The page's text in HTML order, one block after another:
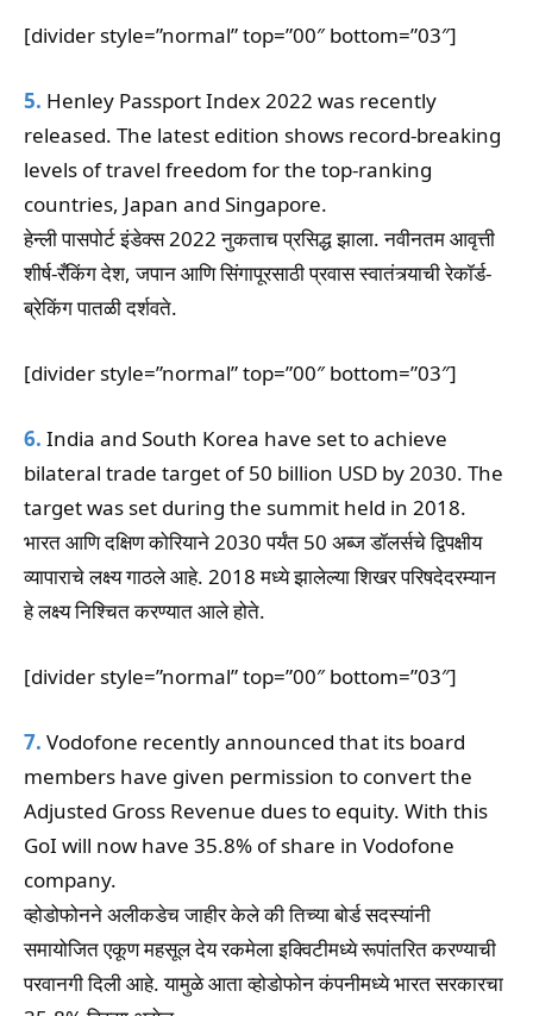
[divider style=”normal” top=”00″ bottom=”03″]
5. Henley Passport Index 2022 was recently
released. The latest edition shows record-breaking
levels of travel freedom for the top-ranking
countries, Japan and Singapore.
हेन्ली पासपोर्ट इंडेक्स 2022 नुकताच प्रसिद्ध झाला. नवीनतम आवृत्ती
शीर्ष-रँकिंग देश, जपान आणि सिंगापूरसाठी प्रवास स्वातंत्र्याची रेकॉर्ड-
ब्रेकिंग पातळी दर्शवते.
[divider style=”normal” top=”00″ bottom=”03″]
6. India and South Korea have set to achieve
bilateral trade target of 50 billion USD by 2030. The
target was set during the summit held in 2018.
भारत आणि दक्षिण कोरियाने 2030 पर्यंत 50 अब्ज डॉलर्सचे द्विपक्षीय
व्यापाराचे लक्ष्य गाठले आहे. 2018 मध्ये झालेल्या शिखर परिषदेदरम्यान
हे लक्ष्य निश्चित करण्यात आले होते.
[divider style=”normal” top=”00″ bottom=”03″]
7. Vodofone recently announced that its board
members have given permission to convert the
Adjusted Gross Revenue dues to equity. With this
GoI will now have 35.8% of share in Vodofone
company.
व्होडोफोनने अलीकडेच जाहीर केले की तिच्या बोर्ड सदस्यांनी
समायोजित एकूण महसूल देय रकमेला इक्विटीमध्ये रूपांतरित करण्याची
परवानगी दिली आहे. यामुळे आता व्होडोफोन कंपनीमध्ये भारत सरकारचा